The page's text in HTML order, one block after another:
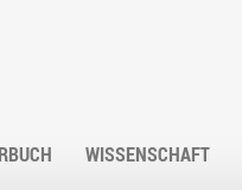
WISSENSCHAFT